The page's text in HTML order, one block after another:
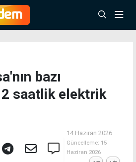
bazı
saatlik elektrik
14 Haziran 2026
Güncelleme: 15
Haziran 2026